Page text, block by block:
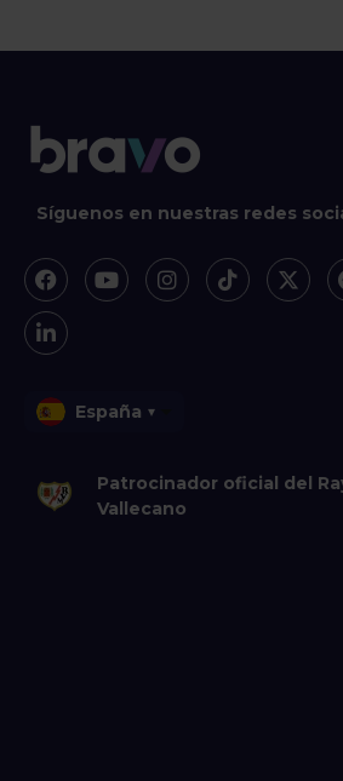
Síguenos en nuestras redes
España ▾
Patrocinador oficial del
Vallecano